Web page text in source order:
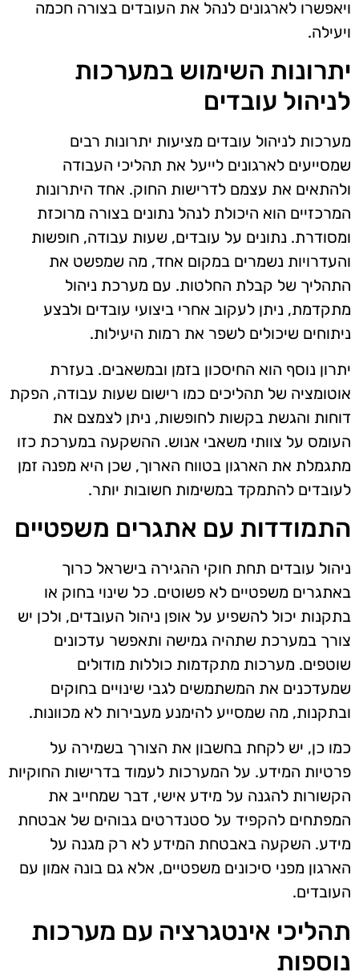
ויאפשרו לארגונים לנהל את העובדים בצורה חכמה
ויעילה.
יתרונות השימוש במערכות
לניהול עובדים
מערכות לניהול עובדים מציעות יתרונות רבים
שמסייעים לארגונים לייעל את תהליכי העבודה
ולהתאים את עצמם לדרישות החוק. אחד היתרונות
המרכזיים הוא היכולת לנהל נתונים בצורה מרוכזת
ומסודרת. נתונים על עובדים, שעות עבודה, חופשות
והעדרויות נשמרים במקום אחד, מה שמפשט את
התהליך של קבלת החלטות. עם מערכת ניהול
מתקדמת, ניתן לעקוב אחרי ביצועי עובדים ולבצע
ניתוחים שיכולים לשפר את רמות היעילות.
יתרון נוסף הוא החיסכון בזמן ובמשאבים. בעזרת
אוטומציה של תהליכים כמו רישום שעות עבודה, הפקת
דוחות והגשת בקשות לחופשות, ניתן לצמצם את
העומס על צוותי משאבי אנוש. ההשקעה במערכת כזו
מתגמלת את הארגון בטווח הארוך, שכן היא מפנה זמן
לעובדים להתמקד במשימות חשובות יותר.
התמודדות עם אתגרים משפטיים
ניהול עובדים תחת חוקי ההגירה בישראל כרוך
באתגרים משפטיים לא פשוטים. כל שינוי בחוק או
בתקנות יכול להשפיע על אופן ניהול העובדים, ולכן יש
צורך במערכת שתהיה גמישה ותאפשר עדכונים
שוטפים. מערכות מתקדמות כוללות מודולים
שמעדכנים את המשתמשים לגבי שינויים בחוקים
ובתקנות, מה שמסייע להימנע מעבירות לא מכוונות.
כמו כן, יש לקחת בחשבון את הצורך בשמירה על
פרטיות המידע. על המערכות לעמוד בדרישות החוקיות
הקשורות להגנה על מידע אישי, דבר שמחייב את
המפתחים להקפיד על סטנדרטים גבוהים של אבטחת
מידע. השקעה באבטחת המידע לא רק מגנה על
הארגון מפני סיכונים משפטיים, אלא גם בונה אמון עם
העובדים.
תהליכי אינטגרציה עם מערכות
נוספות